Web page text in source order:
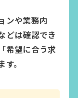
ンや業務内
どは確認でき
希望に合う求
。